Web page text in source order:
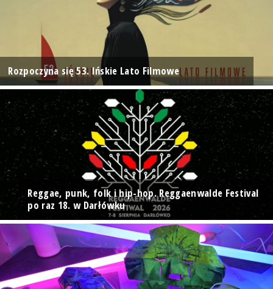
Rozpoczyna się 53. Ińskie Lato Filmowe
Reggae, punk, folk i hip-hop. Reggaenwalde Festival
po raz 18. w Darłówku